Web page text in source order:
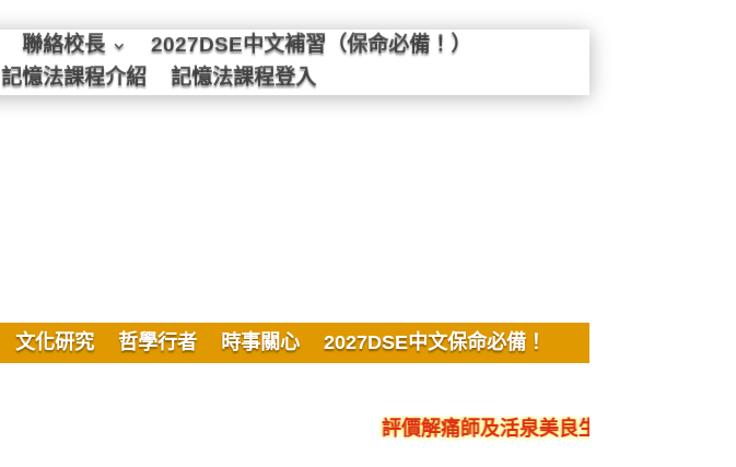
聯絡校長
2027DSE中文補習（保命必備！）
記憶法課程介紹 記憶法課程登入
文化研究 哲學行者 時事關心 2027DSE中文保命必備！
評價解痛師及活泉美良生館的不良銷售、